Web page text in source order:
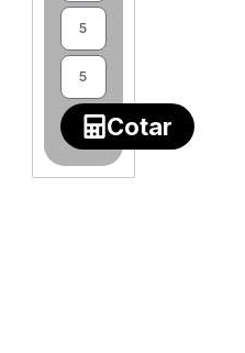
Cotar